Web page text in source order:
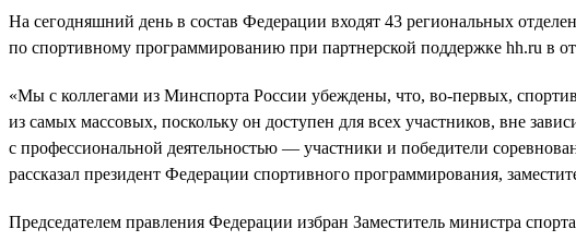
На сегодняшний день в состав Федерации входят 43 региональных
по спортивному программированию при партнерской поддержке hh.ru в
«Мы с коллегами из Минспорта России убеждены, что, во-первых,
из самых массовых, поскольку он доступен для всех участников, вне
с профессиональной деятельностью — участники и победители
рассказал президент Федерации спортивного программирования,
Председателем правления Федерации избран Заместитель министра